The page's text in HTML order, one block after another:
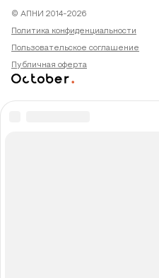
© АПНИ 2014-2026
Политика конфиденциальности
Пользовательское соглашение
Публичная оферта